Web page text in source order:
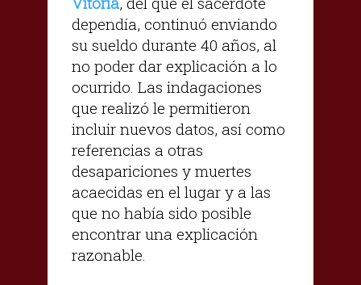
dependía, continuó enviando
su sueldo durante 40 años, al
no poder dar explicación a lo
ocurrido. Las indagaciones
que realizó le permitieron
incluir nuevos datos, así como
referencias a otras
desapariciones y muertes
acaecidas en el lugar y a las
que no había sido posible
encontrar una explicación
razonable.